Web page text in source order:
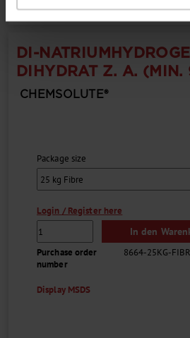
DI-
DIHYDRAT Z. A.
CHEMSOLUTE®
Package size
Login / Register here
In den
Purchase order
number
8664-25KG-
Display MSDS